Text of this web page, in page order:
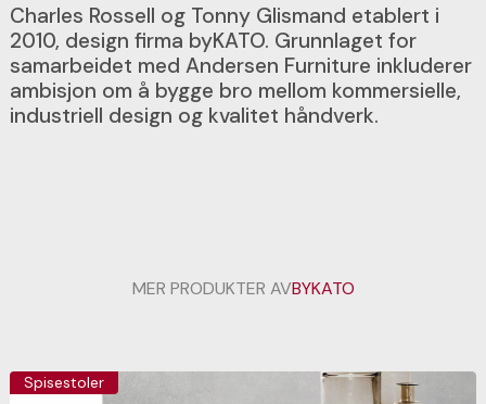
Charles Rossell og Tonny Glismand etablert i
2010, design firma byKATO. Grunnlaget for
samarbeidet med Andersen Furniture inkluderer
ambisjon om å bygge bro mellom kommersielle,
industriell design og kvalitet håndverk.
MER PRODUKTER AVBYKATO
Spisestoler